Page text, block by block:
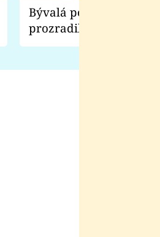
Bývalá pornoherečka
prozradila, co ji
natáčení Euforie.